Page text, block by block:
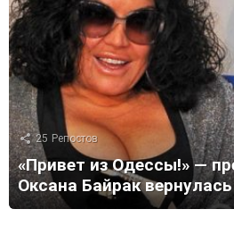
25 Репостов
«Привет из Одессы!» —
Оксана Байрак